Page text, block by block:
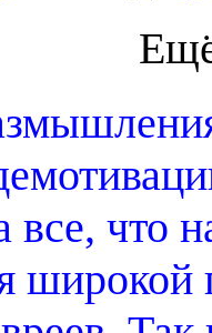
все,
широкой